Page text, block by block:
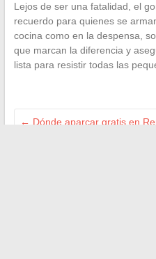
Lejos de ser una fatalidad, el
recuerdo para quienes se
cocina como en la despensa,
que marcan la diferencia y
lista para resistir todas las
← Dónde aparcar gratis en